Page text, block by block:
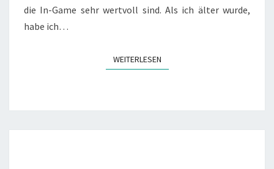
E
A
N
die In-Game sehr wertvoll sind. Als ich älter wurde,
habe ich…
WEITERLESEN